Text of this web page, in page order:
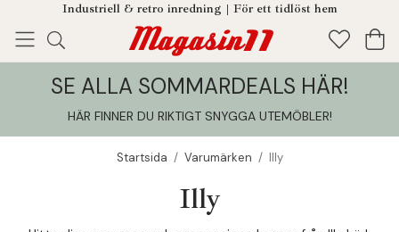
Industriell & retro inredning | För ett tidlöst hem
Enjoy! Tillagt i din varukorg
SE ALLA SOMMARDEALS HÄR!
HÄR FINNER DU RIKTIGT SNYGGA UTEMÖBLER!
Startsida / Varumärken / Illy
Illy